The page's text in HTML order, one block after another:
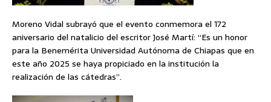
Moreno Vidal subrayó que el evento conmemora el 172
aniversario del natalicio del escritor José Martí: “Es un honor
para la Benemérita Universidad Autónoma de Chiapas que en
este año 2025 se haya propiciado en la institución la
realización de las cátedras”.